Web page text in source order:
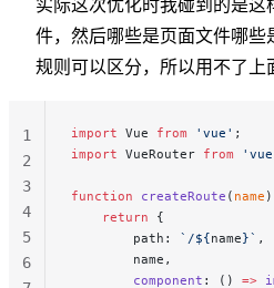
实际这次优化时我碰到的是这
件，然后哪些是页面文件哪
规则可以区分，所以用不了上
import Vue from 'vue' ;
import VueRouter from
function createRoute ( name
    return
{
        path:
`/${name}` ,
        name,
        component
: () =>
1
2
3
4
5
6